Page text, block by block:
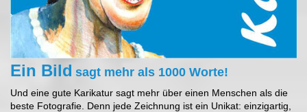
Ein Bild sagt mehr als 1000 Worte!
Und eine gute Karikatur sagt mehr über einen Menschen als die
beste Fotografie. Denn jede Zeichnung ist ein Unikat: einzigartig,